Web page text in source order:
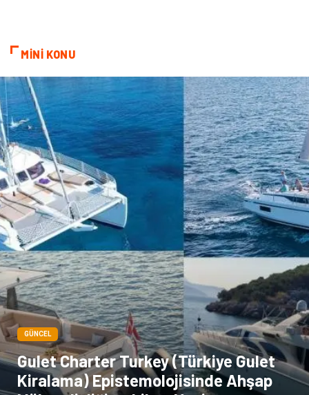
MİNİ KONU
GÜNCEL
Gulet Charter Turkey (Türkiye Gulet
Kiralama) Epistemolojisinde Ahşap